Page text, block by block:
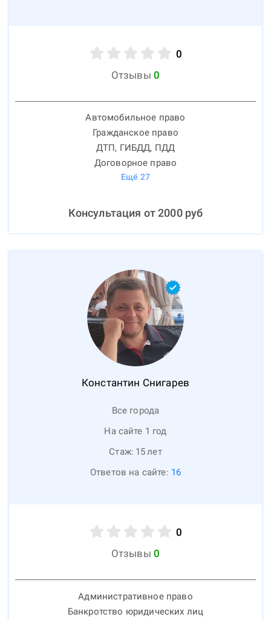
0
Отзывы 0
Автомобильное право
Гражданское право
ДТП, ГИБДД, ПДД
Договорное право
Ещё 27
Консультация от2000руб
Константин Снигарев
Все города
На сайте 1 год
Стаж: 15лет
Ответов на сайте: 16
0
Отзывы 0
Административное право
Банкротство юридических лиц